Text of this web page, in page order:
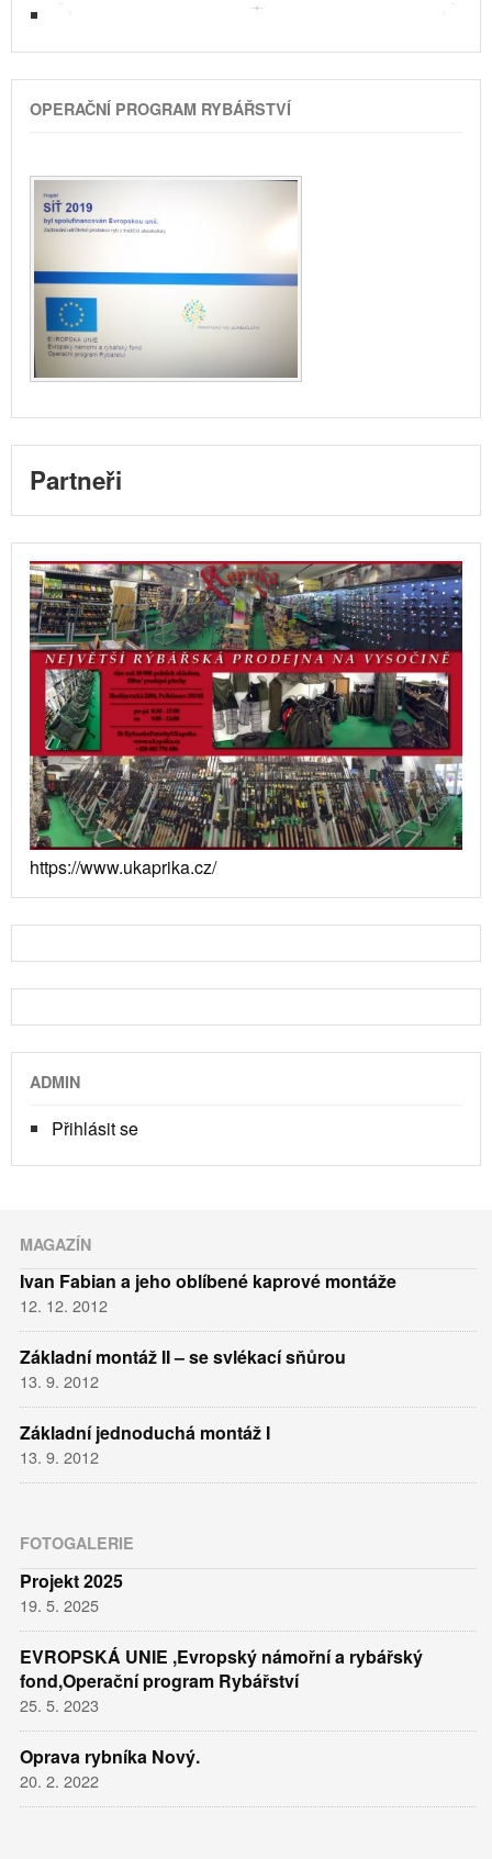
OPERAČNÍ PROGRAM RYBÁŘSTVÍ
Partneři
https://www.ukaprika.cz/
ADMIN
Přihlásit se
MAGAZÍN
Ivan Fabian a jeho oblíbené kaprové montáže
12. 12. 2012
Základní montáž II – se svlékací sňůrou
13. 9. 2012
Základní jednoduchá montáž I
13. 9. 2012
FOTOGALERIE
Projekt 2025
19. 5. 2025
EVROPSKÁ UNIE ,Evropský námořní a rybářský
fond,Operační program Rybářství
25. 5. 2023
Oprava rybníka Nový.
20. 2. 2022